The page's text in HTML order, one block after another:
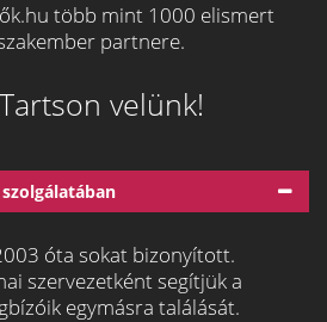
több mint 1000 elismert
partnere.
velünk!
óta sokat bizonyított.
szervezetként segítjük a
egymásra találását.